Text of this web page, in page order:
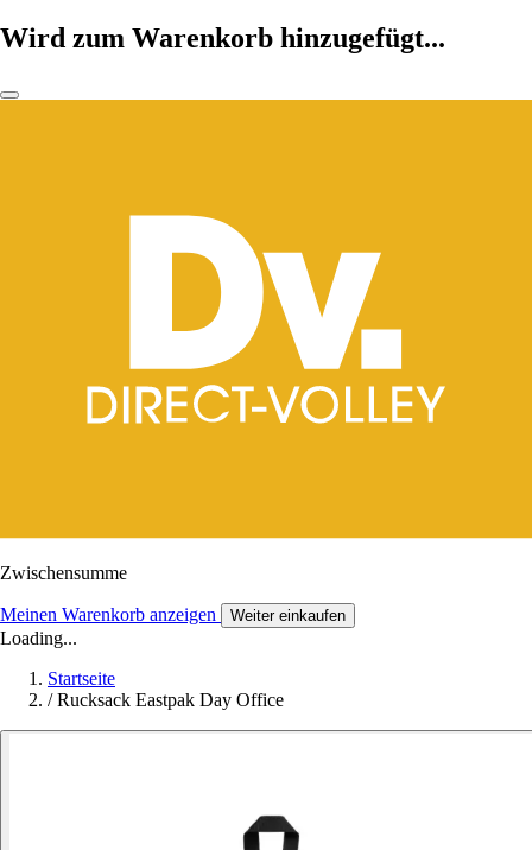
Wird zum Warenkorb hinzugefügt...
Zwischensumme
Meinen Warenkorb anzeigen Weiter einkaufen
Loading...
Startseite
/ Rucksack Eastpak Day Office